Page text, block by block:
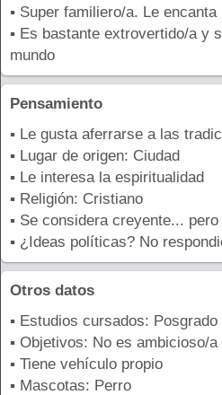
▪ Super familiero/a. Le
▪ Es bastante extrovertido/a y
mundo
Pensamiento
▪ Le gusta aferrarse a las
▪ Lugar de origen: Ciudad
▪ Le interesa la espiritualidad
▪ Religión: Cristiano
▪ Se considera creyente...
▪ ¿Ideas políticas? No
Otros datos
▪ Estudios cursados:
▪ Objetivos: No es ambicioso/a
▪ Tiene vehículo propio
▪ Mascotas: Perro